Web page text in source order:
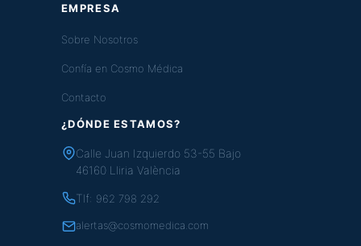
EMPRESA
Sobre Nosotros
Confía en Cosmo Médica
Contacto
¿DÓNDE ESTAMOS?
Calle Juan Izquierdo 53-55 Bajo
46160 Lliria València
Tlf: 962 798 292
alertas@cosmomedica.com